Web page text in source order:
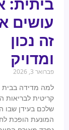
עושים
זה נכון
ומדויק
פברואר 3, 2026
למה מדידה בבית
קריטית לבריאות
שלכם בעידן שבו
המונעת הופכת